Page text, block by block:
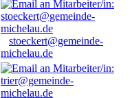
stoeckert@gemeinde-
michelau.de